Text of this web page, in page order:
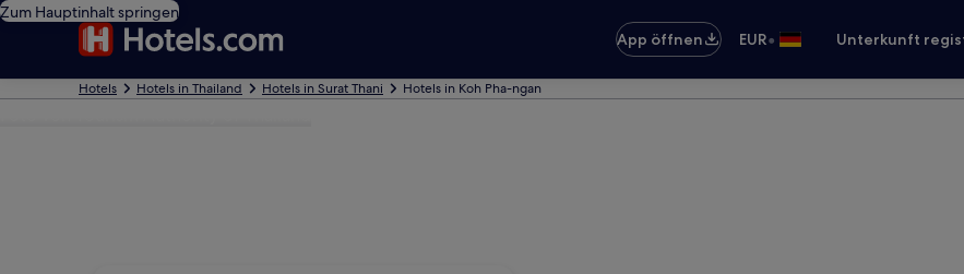
Zum Hauptinhalt springen
App öffnen
EUR• Unterkunft
Hotels Hotels in Thailand Hotels in Surat Thani Hotels in Koh Pha-ngan